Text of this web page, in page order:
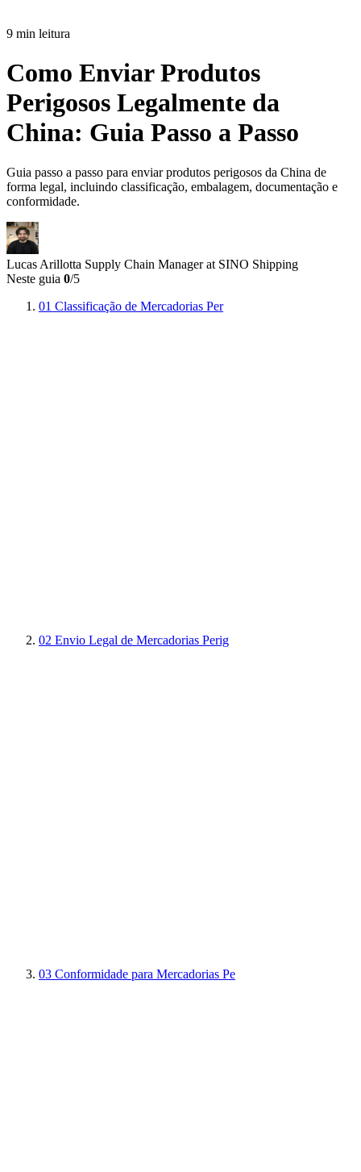
9 min leitura
Como Enviar Produtos
Perigosos Legalmente da
China: Guia Passo a Passo
Guia passo a passo para enviar produtos perigosos da China de
forma legal, incluindo classificação, embalagem, documentação e
conformidade.
Lucas Arillotta Supply Chain Manager at SINO Shipping
Neste guia 0/5
01 Classificação de Mercadorias Per
02 Envio Legal de Mercadorias Perig
03 Conformidade para Mercadorias Pe